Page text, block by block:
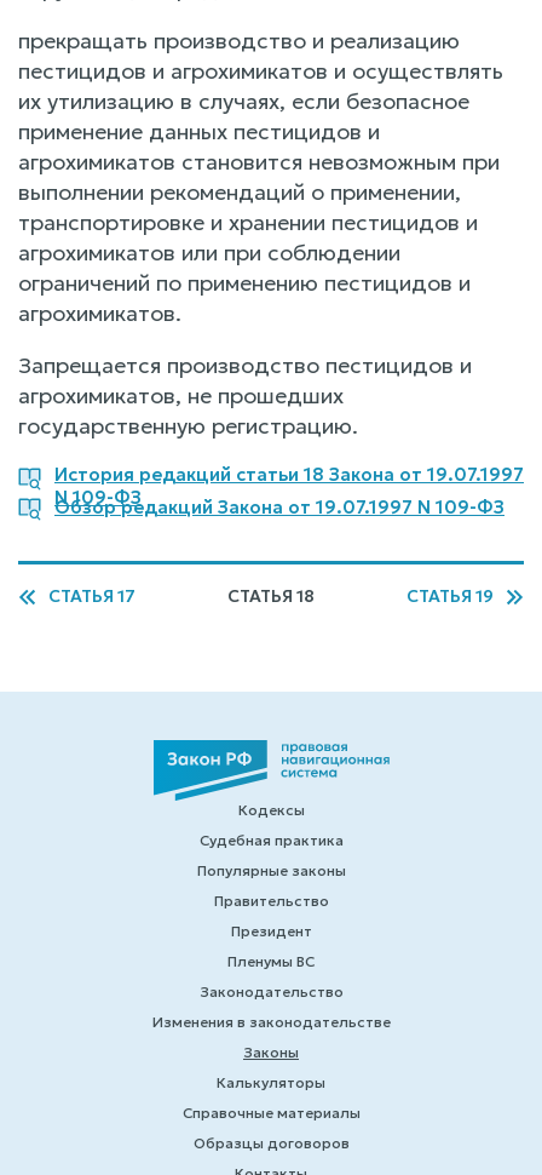
прекращать производство и реализацию
пестицидов и агрохимикатов и осуществлять
их утилизацию в случаях, если безопасное
применение данных пестицидов и
агрохимикатов становится невозможным при
выполнении рекомендаций о применении,
транспортировке и хранении пестицидов и
агрохимикатов или при соблюдении
ограничений по применению пестицидов и
агрохимикатов.
Запрещается производство пестицидов и
агрохимикатов, не прошедших
государственную регистрацию.
История редакций статьи 18 Закона от 19.07.1997
N 109-ФЗ
Обзор редакций Закона от 19.07.1997 N 109-ФЗ
СТАТЬЯ 17 СТАТЬЯ 18 СТАТЬЯ 19
Кодексы
Судебная практика
Популярные законы
Правительство
Президент
Пленумы ВС
Законодательство
Изменения в законодательстве
Законы
Калькуляторы
Справочные материалы
Образцы договоров